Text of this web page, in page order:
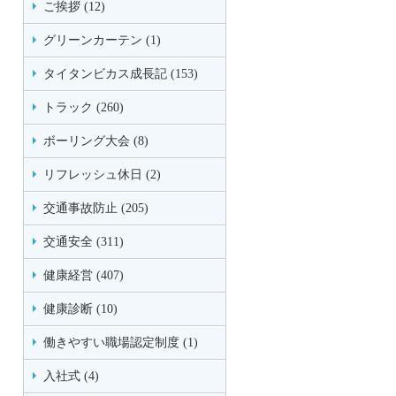
ご挨拶 (12)
グリーンカーテン (1)
タイタンビカス成長記 (153)
トラック (260)
ボーリング大会 (8)
リフレッシュ休日 (2)
交通事故防止 (205)
交通安全 (311)
健康経営 (407)
健康診断 (10)
働きやすい職場認定制度 (1)
入社式 (4)